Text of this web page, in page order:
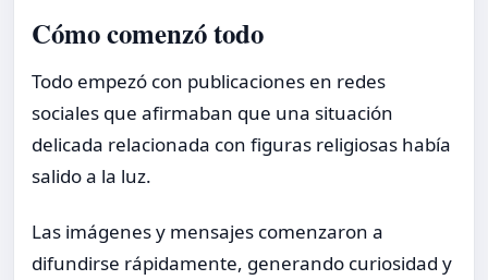
Cómo comenzó todo
Todo empezó con publicaciones en redes
sociales que afirmaban que una situación
delicada relacionada con figuras religiosas había
salido a la luz.
Las imágenes y mensajes comenzaron a
difundirse rápidamente, generando curiosidad y